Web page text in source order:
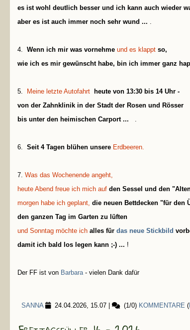
es ist wohl deutlich besser und ich kann auch wieder
aber es ist auch immer noch sehr wund ... .
4. Wenn ich mir was vornehme und es klappt so,
wie ich es mir gewünscht habe, bin ich immer ganz
5. Meine letzte Autofahrt
heute von 13:30 bis 14 Uhr -
von der Zahnklinik in der Stadt der Rosen und Rösser
bis unter den heimischen Carport ... .
6. Seit 4 Tagen blühen unsere Erdbeeren.
7. Was das Wochenende angeht,
heute Abend freue ich mich auf den Sessel und den
morgen habe ich geplant, die neuen Bettdecken "für den
den ganzen Tag im Garten zu lüften
und Sonntag möchte ich alles für das neue Stickbild
damit ich bald los legen kann ;-) ... !
Der FF ist von Barbara- vielen Dank dafür
SANNA 24.04.2026, 15.07 (1/0) KOMMENTARE (